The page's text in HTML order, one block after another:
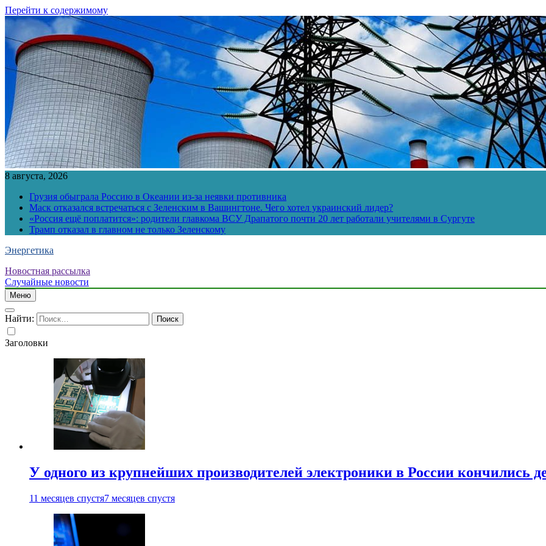
Перейти к содержимому
8 августа, 2026
Грузия обыграла Россию в Океании из-за неявки противника
Маск отказался встречаться с Зеленским в Вашингтоне. Чего хотел украинский лидер?
«Россия ещё поплатится»: родители главкома ВСУ Драпатого почти 20 лет работали учителями в Сургуте
Трамп отказал в главном не только Зеленскому
Энергетика
Новостная рассылка
Случайные новости
Меню
Найти:
Заголовки
У одного из крупнейших производителей электроники в России кончились
11 месяцев спустя7 месяцев спустя